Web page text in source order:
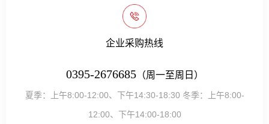
企业采购热线
0395-2676685（周一至周日）
夏季：上午8:00-12:00、下午14:30-18:30 冬季：上午8:00-
12:00、下午14:00-18:00